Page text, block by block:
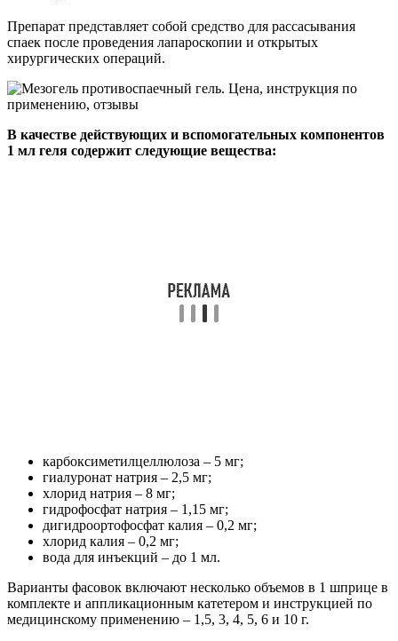
Препарат представляет собой средство для рассасывания
спаек после проведения лапароскопии и открытых
хирургических операций.
В качестве действующих и вспомогательных компонентов
1 мл геля содержит следующие вещества:
карбоксиметилцеллюлоза – 5 мг;
гиалуронат натрия – 2,5 мг;
хлорид натрия – 8 мг;
гидрофосфат натрия – 1,15 мг;
дигидроортофосфат калия – 0,2 мг;
хлорид калия – 0,2 мг;
вода для инъекций – до 1 мл.
Варианты фасовок включают несколько объемов в 1 шприце в
комплекте и аппликационным катетером и инструкцией по
медицинскому применению – 1,5, 3, 4, 5, 6 и 10 г.